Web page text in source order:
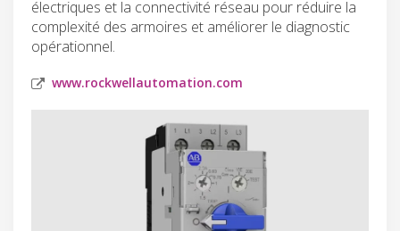
électriques et la connectivité réseau pour réduire la
complexité des armoires et améliorer le diagnostic
opérationnel.
www.rockwellautomation.com